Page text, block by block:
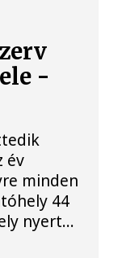
-
év
minden
44
nyert...